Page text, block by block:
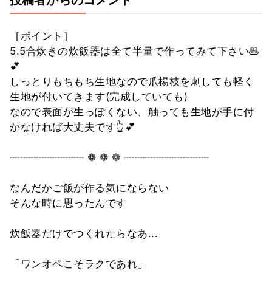
［ポイント］
5.5合炊きの炊飯器は全て半量で作ってみて下さい🥞
💕
しっとりもちもち生地なので爪楊枝を刺しても軽く
生地が付いてきます(完成していても)
なので表面が生っぽくない、触っても生地が手に付
かなければ大丈夫です👆💕
┈┈┈┈┈┈┈ ❁ ❁ ❁ ┈┈┈┈┈┈┈┈
なんだかご飯が作る気にならない
そんな時に思ったんです
炊飯器だけでつくれたらなあ...
「ワンオペこそラクであれ」